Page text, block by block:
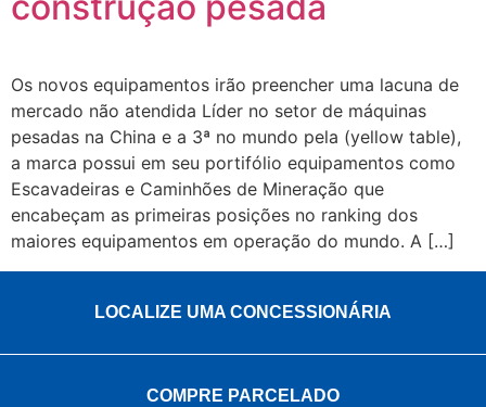
Os novos equipamentos irão preencher uma lacuna de
mercado não atendida Líder no setor de máquinas
pesadas na China e a 3ª no mundo pela (yellow table),
a marca possui em seu portifólio equipamentos como
Escavadeiras e Caminhões de Mineração que
encabeçam as primeiras posições no ranking dos
maiores equipamentos em operação do mundo. A […]
LOCALIZE UMA CONCESSIONÁRIA
COMPRE PARCELADO